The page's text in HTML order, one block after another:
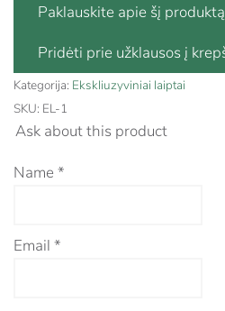
Paklauskite apie šį produktą
Kategorija: Ekskliuzyviniai laiptai
SKU: EL-1
Ask about this product
Name *
Email *